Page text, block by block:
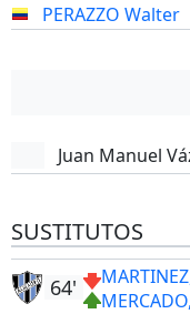
PERAZZO Walter
Juan Manuel
SUSTITUTOS
64'